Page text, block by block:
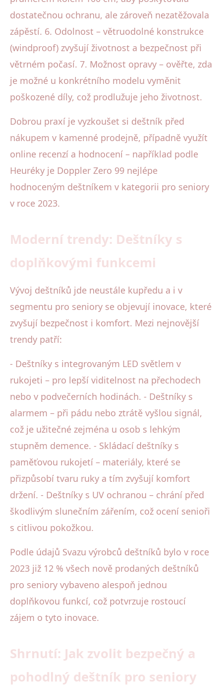
dostatečnou ochranu, ale zároveň nezatěžovala
zápěstí. 6. Odolnost – větruodolné konstrukce
(windproof) zvyšují životnost a bezpečnost při
větrném počasí. 7. Možnost opravy – ověřte, zda
je možné u konkrétního modelu vyměnit
poškozené díly, což prodlužuje jeho životnost.
Dobrou praxí je vyzkoušet si deštník před
nákupem v kamenné prodejně, případně využít
online recenzí a hodnocení – například podle
Heuréky je Doppler Zero 99 nejlépe
hodnoceným deštníkem v kategorii pro seniory
v roce 2023.
Moderní trendy: Deštníky s
doplňkovými funkcemi
Vývoj deštníků jde neustále kupředu a i v
segmentu pro seniory se objevují inovace, které
zvyšují bezpečnost i komfort. Mezi nejnovější
trendy patří:
- Deštníky s integrovaným LED světlem v
rukojeti – pro lepší viditelnost na přechodech
nebo v podvečerních hodinách. - Deštníky s
alarmem – při pádu nebo ztrátě vyšlou signál,
což je užitečné zejména u osob s lehkým
stupněm demence. - Skládací deštníky s
paměťovou rukojetí – materiály, které se
přizpůsobí tvaru ruky a tím zvyšují komfort
držení. - Deštníky s UV ochranou – chrání před
škodlivým slunečním zářením, což ocení senioři
s citlivou pokožkou.
Podle údajů Svazu výrobců deštníků bylo v roce
2023 již 12 % všech nově prodaných deštníků
pro seniory vybaveno alespoň jednou
doplňkovou funkcí, což potvrzuje rostoucí
zájem o tyto inovace.
Shrnutí: Jak zvolit bezpečný a
pohodlný deštník pro seniory